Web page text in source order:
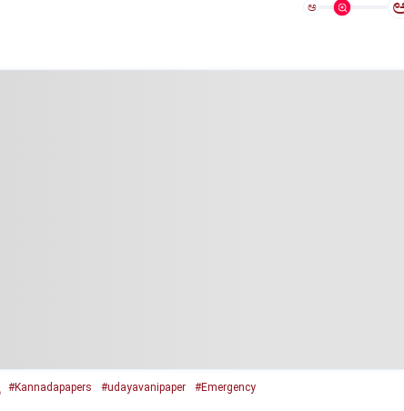
ಅ
#Kannadapapers #udayavanipaper #Emergency